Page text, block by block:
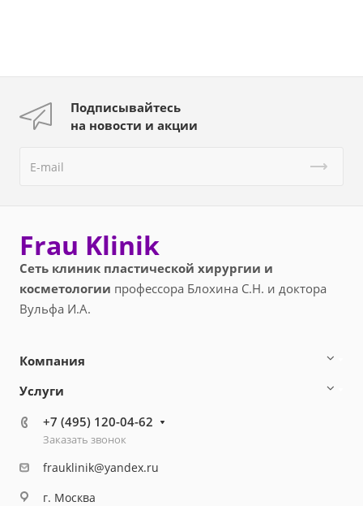
Подписывайтесь
на новости и акции
Frau Klinik
Сеть клиник пластической хирургии и
косметологии профессора Блохина С.Н. и доктора
Вульфа И.А.
Компания
Услуги
+7 (495) 120-04-62
Заказать звонок
frauklinik@yandex.ru
г. Москва